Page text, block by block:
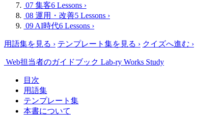
07 集客6 Lessons ›
08 運用・改善5 Lessons ›
09 AI時代6 Lessons ›
用語集を見る › テンプレート集を見る › クイズへ進む ›
Web担当者のガイドブック Lab-ry Works Study
目次
用語集
テンプレート集
本書について